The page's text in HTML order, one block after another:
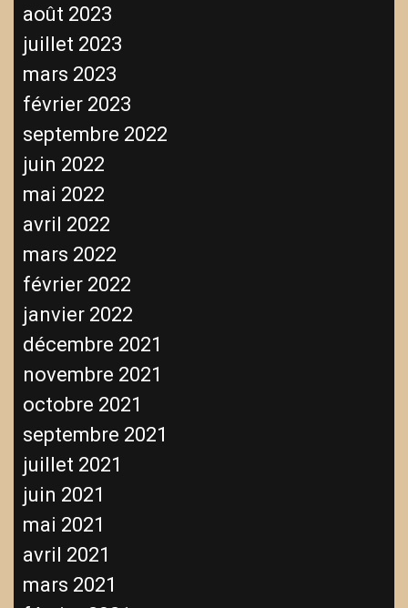
août 2023
juillet 2023
mars 2023
février 2023
septembre 2022
juin 2022
mai 2022
avril 2022
mars 2022
février 2022
janvier 2022
décembre 2021
novembre 2021
octobre 2021
septembre 2021
juillet 2021
juin 2021
mai 2021
avril 2021
mars 2021